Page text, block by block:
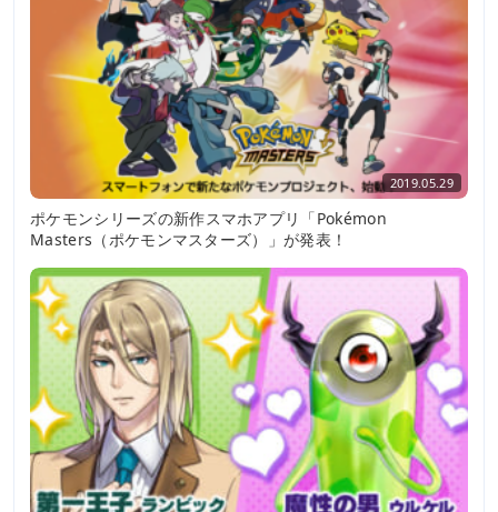
2019.05.29
ポケモンシリーズの新作スマホアプリ「Pokémon
Masters（ポケモンマスターズ）」が発表！